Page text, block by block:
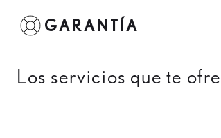
GARANTÍA
Los servicios que te